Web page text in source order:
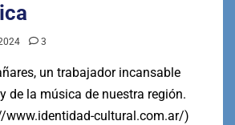
3
un trabajador incansable
de la música de nuestra región.
www.identidad-cultural.com.ar/)